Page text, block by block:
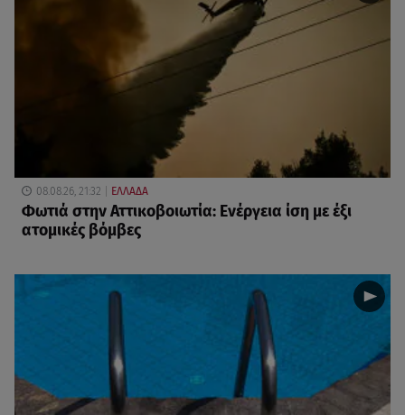
08.08.26, 21:32 ΕΛΛΑΔΑ
Φωτιά στην Αττικοβοιωτία: Ενέργεια ίση με έξι
ατομικές βόμβες